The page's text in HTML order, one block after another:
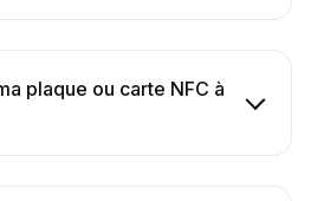
plaque ou carte NFC à